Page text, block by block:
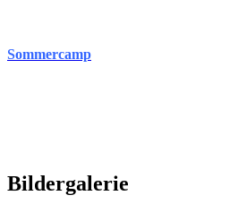
Sommercamp
Bildergalerie